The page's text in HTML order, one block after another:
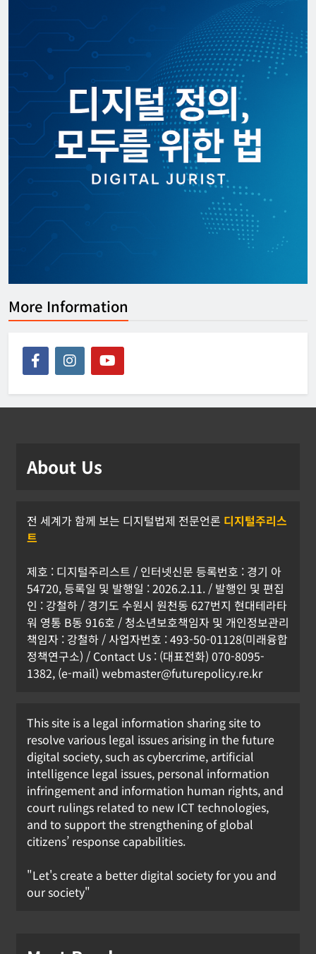
More Information
About Us
전 세계가 함께 보는 디지털법제 전문언론 디지털주리스
트
제호 : 디지털주리스트 / 인터넷신문 등록번호 : 경기 아
54720, 등록일 및 발행일 : 2026.2.11. / 발행인 및 편집
인 : 강철하 / 경기도 수원시 원천동 627번지 현대테라타
워 영통 B동 916호 / 청소년보호책임자 및 개인정보관리
책임자 : 강철하 / 사업자번호 : 493-50-01128(미래융합
정책연구소) / Contact Us : (대표전화) 070-8095-
1382, (e-mail) webmaster@futurepolicy.re.kr
This site is a legal information sharing site to
resolve various legal issues arising in the future
digital society, such as cybercrime, artificial
intelligence legal issues, personal information
infringement and information human rights, and
court rulings related to new ICT technologies,
and to support the strengthening of global
citizens’ response capabilities.
"Let's create a better digital society for you and
our society"